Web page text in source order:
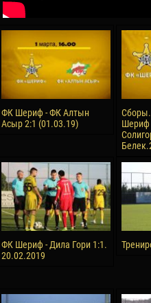
30 Января
Дорасо Морео КЛАС
24 Февраля
Владислав КОСТИН
02 Марта
Вячеслав КОЗМА
09 Марта
Эммануэль АФЕТСЕ
22 Марта
Самба КОНЕ
26 Марта
Витор Уго Морайс де
ОЛИВЕЙРА
04
13
24
15
24
28
15
ФК Шериф - ФК Алтын
Асыр 2:1 (01.03.19)
Шериф
ФК Шериф - Дила Гори 1:1.
20.02.2019